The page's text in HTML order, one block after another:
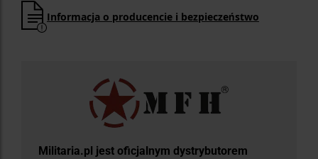
Informacja o producencie i bezpieczeństwo
Militaria.pl jest oficjalnym dystrybutorem